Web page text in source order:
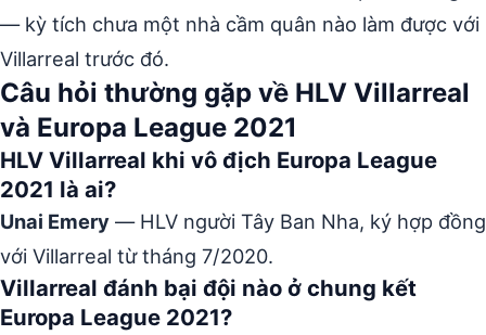
— kỳ tích chưa một nhà cầm quân nào làm được với
Villarreal trước đó.
Câu hỏi thường gặp về HLV Villarreal
và Europa League 2021
HLV Villarreal khi vô địch Europa League
2021 là ai?
Unai Emery — HLV người Tây Ban Nha, ký hợp đồng
với Villarreal từ tháng 7/2020.
Villarreal đánh bại đội nào ở chung kết
Europa League 2021?